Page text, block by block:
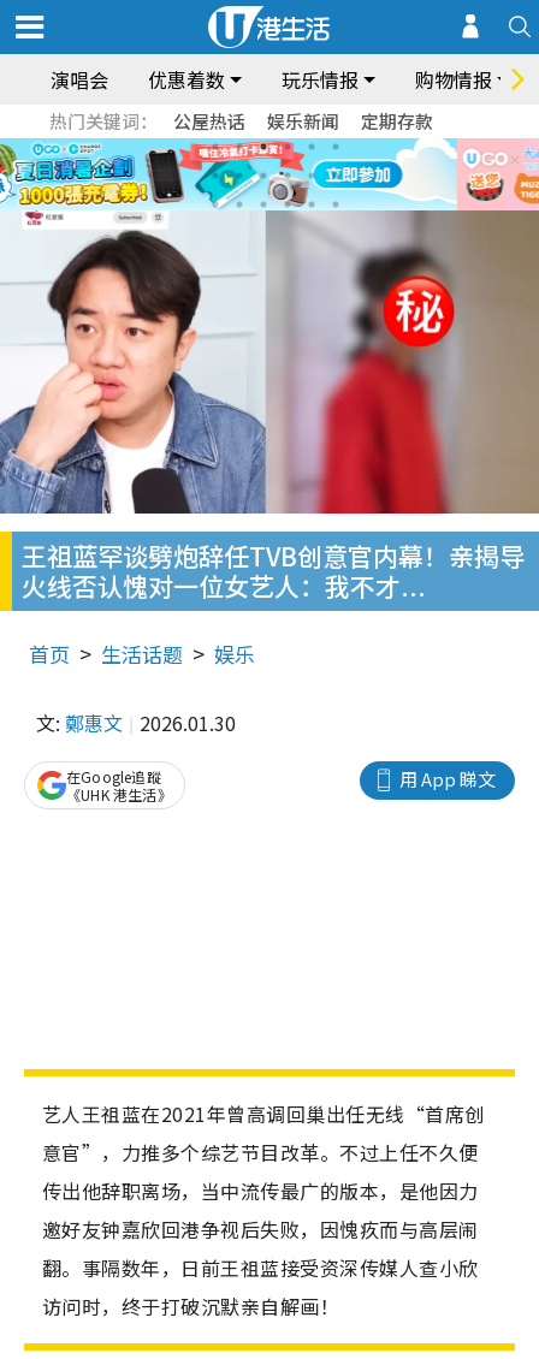
演唱会 优惠着数 玩乐情报 购物情报
热门关键词： 公屋热话 娱乐新闻 定期存款
王祖蓝罕谈劈炮辞任TVB创意官内幕！亲揭导
火线否认愧对一位女艺人：我不才...
首页 生活话题 娱乐
文: 鄭惠文 2026.01.30
用 App 睇文
在Google追蹤
《UHK 港生活》
艺人王祖蓝在2021年曾高调回巢出任无线“首席创
意官”，力推多个综艺节目改革。不过上任不久便
传出他辞职离场，当中流传最广的版本，是他因力
邀好友钟嘉欣回港争视后失败，因愧疚而与高层闹
翻。事隔数年，日前王祖蓝接受资深传媒人查小欣
访问时，终于打破沉默亲自解画！